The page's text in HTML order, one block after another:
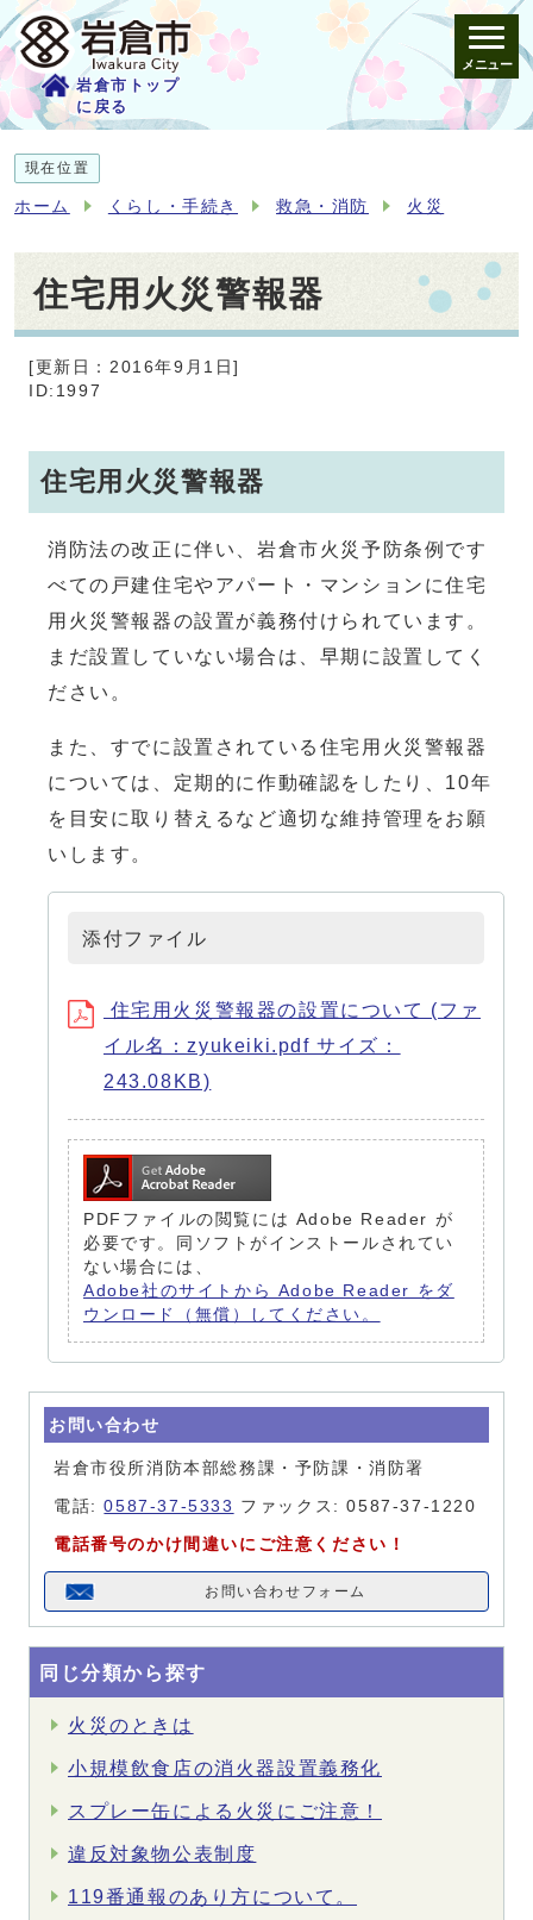
岩倉市トップ
に戻る
メニュー
現在位置
ホーム くらし・手続き 救急・消防 火災
住宅用火災警報器
[更新日：2016年9月1日]
ID:1997
住宅用火災警報器
消防法の改正に伴い、岩倉市火災予防条例です
べての戸建住宅やアパート・マンションに住宅
用火災警報器の設置が義務付けられています。
まだ設置していない場合は、早期に設置してく
ださい。
また、すでに設置されている住宅用火災警報器
については、定期的に作動確認をしたり、10年
を目安に取り替えるなど適切な維持管理をお願
いします。
添付ファイル
住宅用火災警報器の設置について (ファ
イル名：zyukeiki.pdf サイズ：
243.08KB)
PDFファイルの閲覧には Adobe Reader が
必要です。同ソフトがインストールされてい
ない場合には、
Adobe社のサイトから Adobe Reader をダ
ウンロード（無償）してください。
お問い合わせ
岩倉市役所消防本部総務課・予防課・消防署
電話:0587-37-5333 ファックス: 0587-37-1220
電話番号のかけ間違いにご注意ください！
お問い合わせフォーム
同じ分類から探す
火災のときは
小規模飲食店の消火器設置義務化
スプレー缶による火災にご注意！
違反対象物公表制度
119番通報のあり方について。